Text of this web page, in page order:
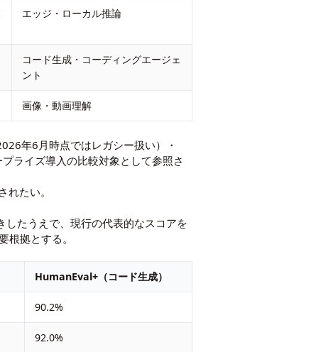
エッジ・ローカル推論
コード生成・コーディングエージェ
ント
画像・動画理解
年6月時点ではレガシー扱い）・
ライズ導入の比較対象として参照さ
れたい。
たうえで、現行の代表的なスコアを
拠とする。
HumanEval+（コード生成）
90.2%
92.0%